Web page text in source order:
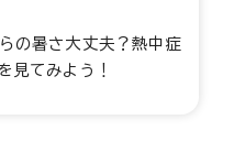
の暑さ大丈夫？熱中症
見てみよう！